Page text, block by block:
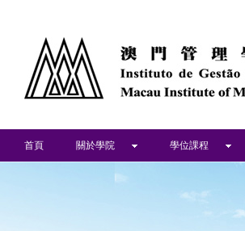
首頁 關於學院 學位課程